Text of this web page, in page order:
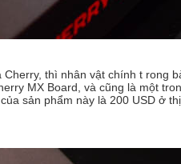
thì nhân vật chính t rong
MX Board, và cũng là một
sản phẩm này là 200 USD ở